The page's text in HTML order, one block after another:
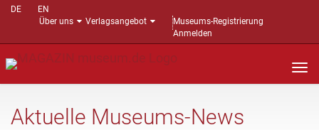
DE
EN
Über uns
Verlagsangebot
Museums-Registrierung
Anmelden
Aktuelle Museums-News